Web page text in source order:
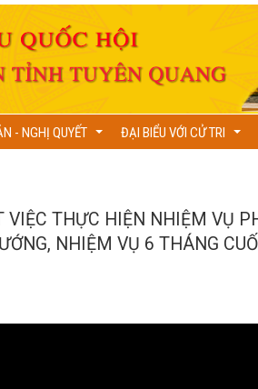
- NGHỊ QUYẾT
...
ĐẠI BIỂU VỚI CỬ TRI
...
THỰC HIỆN NHIỆM VỤ
NHIỆM VỤ 6 THÁNG